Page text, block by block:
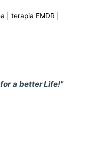
|terapia EMDR
a better Life!"